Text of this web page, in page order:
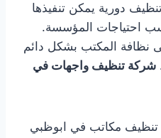
دورية يمكن تنفيذها
احتياجات المؤسسة.
نظافة المكتب بشكل دائم
شركة تنظيف واجهات في
تنظيف مكاتب في ابوظبي